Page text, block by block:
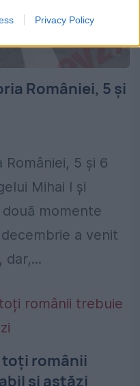
Privacy Policy
României, 5 și
5 și 6
Mihai I și
momente
a venit
dar,...
românii
și astăzi